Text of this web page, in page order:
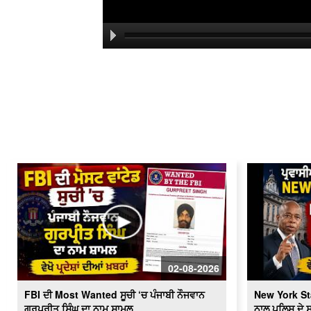
02-08-2026
FBI ਦੀ Most Wanted ਸੂਚੀ ‘ਚ ਪੰਜਾਬੀ ਨੌਜਵਾਨ
New York